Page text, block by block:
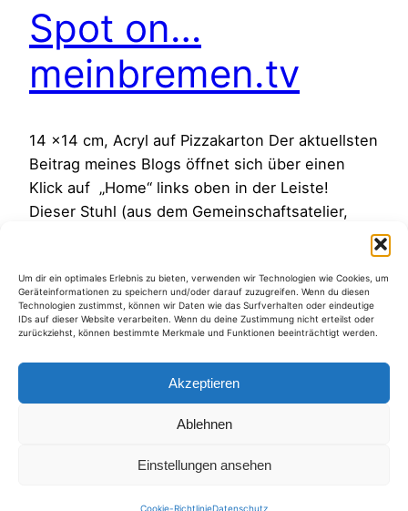
Um dir ein optimales Erlebnis zu bieten, verwenden wir Technologien wie Cookies, um
Geräteinformationen zu speichern und/oder darauf zuzugreifen. Wenn du diesen
Technologien zustimmst, können wir Daten wie das Surfverhalten oder eindeutige
IDs auf dieser Website verarbeiten. Wenn du deine Zustimmung nicht erteilst oder
zurückziehst, können bestimmte Merkmale und Funktionen beeinträchtigt werden.
Akzeptieren
Ablehnen
Einstellungen ansehen
Cookie-RichtlinieDatenschutz
Spot on…
meinbremen.tv
14 x14 cm, Acryl auf Pizzakarton Der aktuellsten
Beitrag meines Blogs öffnet sich über einen
Klick auf „Home“ links oben in der Leiste!
Dieser Stuhl (aus dem Gemeinschaftsatelier,
Scheinwerferlicht und warte auf seinen Auftritt.
Ein sehr passendes Bild, weil auch ich heute
sozusagen im Scheinwerferlicht…
15. September 2010